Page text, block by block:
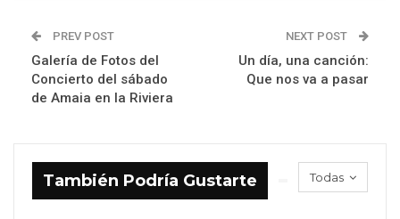
PREV POST
Galería de Fotos del
Concierto del sábado
de Amaia en la Riviera
NEXT POST
Un día, una canción:
Que nos va a pasar
Todas
También Podría Gustarte